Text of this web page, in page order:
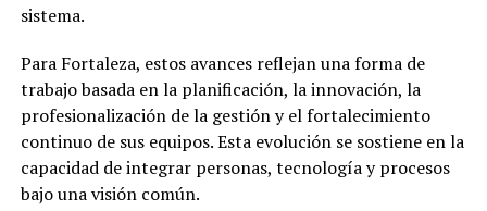
sistema.
Para Fortaleza, estos avances reflejan una forma de
trabajo basada en la planificación, la innovación, la
profesionalización de la gestión y el fortalecimiento
continuo de sus equipos. Esta evolución se sostiene en la
capacidad de integrar personas, tecnología y procesos
bajo una visión común.